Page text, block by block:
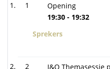
1
Opening
19:30 - 19:32
Sprekers
2 I&O Themasessie